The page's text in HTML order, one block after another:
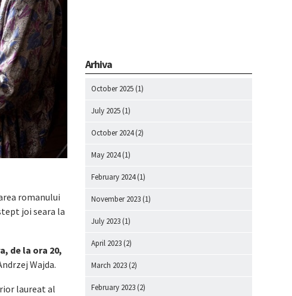
romanului
joi seara la
de la ora 20,
Wajda.
laureat al
Arhiva
October 2025 (1)
July 2025 (1)
October 2024(2)
May 2024(1)
February 2024(1)
November 2023 (1)
July 2023 (1)
April 2023 (2)
March 2023 (2)
February 2023 (2)